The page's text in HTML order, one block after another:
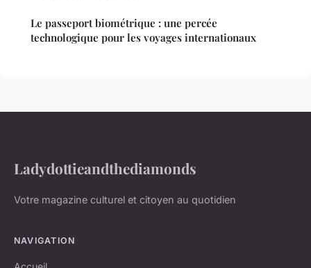
Le passeport biométrique : une percée
technologique pour les voyages internationaux
Ladydottieandthediamonds
Votre magazine culturel et citoyen au quotidien
NAVIGATION